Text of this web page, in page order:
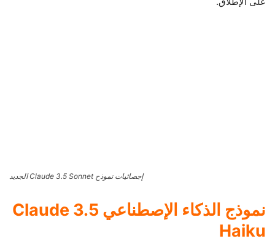
إجصائيات نموذح Claude 3.5 Sonnet الجديد
نموذج الذكاء الإصطناعي Claude 3.5
Haiku